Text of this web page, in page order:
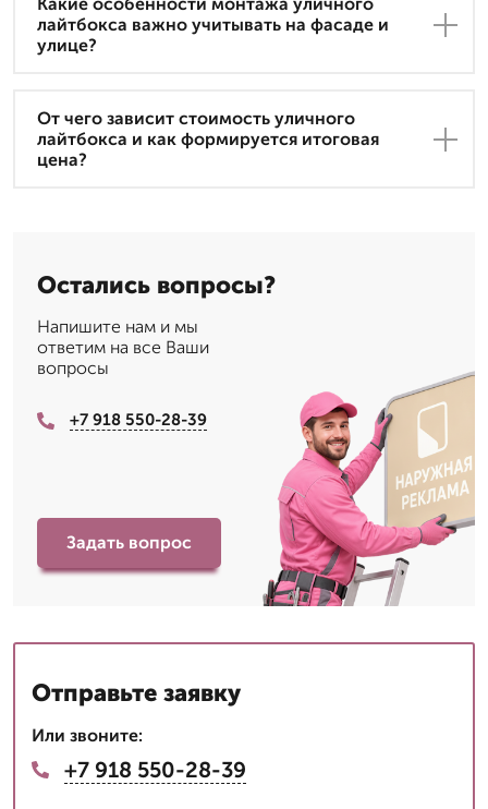
Какие особенности монтажа уличного
лайтбокса важно учитывать на фасаде и
улице?
От чего зависит стоимость уличного
лайтбокса и как формируется итоговая
цена?
Остались вопросы?
Напишите нам и мы
ответим на все Ваши
вопросы
+7 918 550-28-39
Задать вопрос
Отправьте заявку
Или звоните:
+7 918 550-28-39